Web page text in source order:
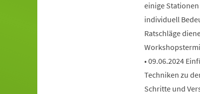
einige
individuell
Ratschläge
• 09.06.2024
Techniken zu
Schritte und